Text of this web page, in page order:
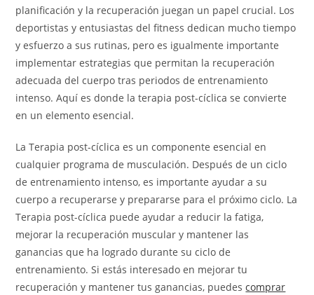
planificación y la recuperación juegan un papel crucial. Los
deportistas y entusiastas del fitness dedican mucho tiempo
y esfuerzo a sus rutinas, pero es igualmente importante
implementar estrategias que permitan la recuperación
adecuada del cuerpo tras periodos de entrenamiento
intenso. Aquí es donde la terapia post-cíclica se convierte
en un elemento esencial.
La Terapia post-cíclica es un componente esencial en
cualquier programa de musculación. Después de un ciclo
de entrenamiento intenso, es importante ayudar a su
cuerpo a recuperarse y prepararse para el próximo ciclo. La
Terapia post-cíclica puede ayudar a reducir la fatiga,
mejorar la recuperación muscular y mantener las
ganancias que ha logrado durante su ciclo de
entrenamiento. Si estás interesado en mejorar tu
recuperación y mantener tus ganancias, puedescomprar